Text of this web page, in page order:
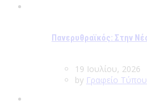
Πανερυθραϊκός: Στην
19 Ιουλίου, 2026
by Γραφείο Τύπου